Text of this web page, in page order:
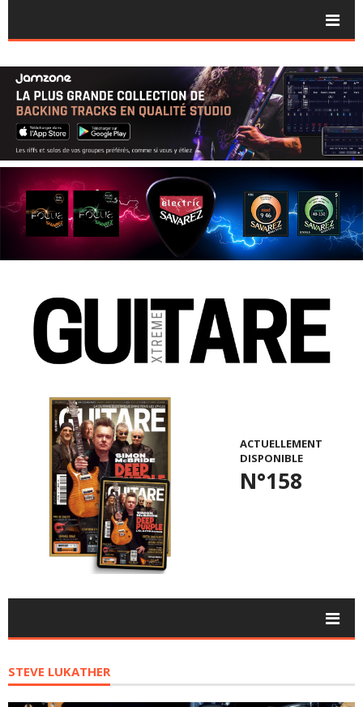
ACTUELLEMENT
DISPONIBLE
N°158
STEVE LUKATHER